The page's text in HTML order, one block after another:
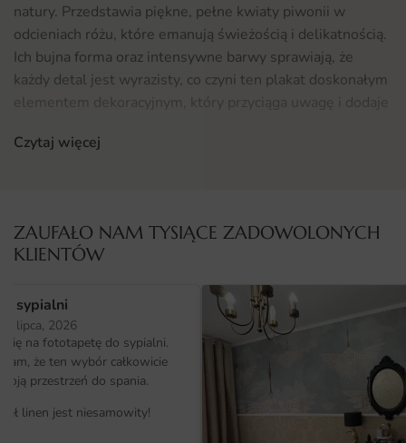
natury. Przedstawia piękne, pełne kwiaty piwonii w
odcieniach różu, które emanują świeżością i delikatnością.
Ich bujna forma oraz intensywne barwy sprawiają, że
każdy detal jest wyrazisty, co czyni ten plakat doskonałym
elementem dekoracyjnym, który przyciąga uwagę i dodaje
niej jest sypialnia, gdzie stworzy romantyczną i relaksującą
atmosferę. Może być również zastosowana w kuchni,
dodając jej przytulności i świeżości. Dodatkowo, plakaty z
motywami kwiatowymi świetnie komponują się z
przestrzeniami w stylu skandynawskim, boho czy
minimalistycznym. Jeżeli szukasz inspiracji, sprawdź naszą
ofertęFototapet, gdzie znajdziesz wiele innych
Czytaj więcej
ZAUFAŁO NAM TYSIĄCE ZADOWOLONYCH
KLIENTÓW
sypialni
lipca, 2026
się na fototapetę do sypialni.
że ten wybór całkowicie
przestrzeń do spania.
linen jest niesamowity!